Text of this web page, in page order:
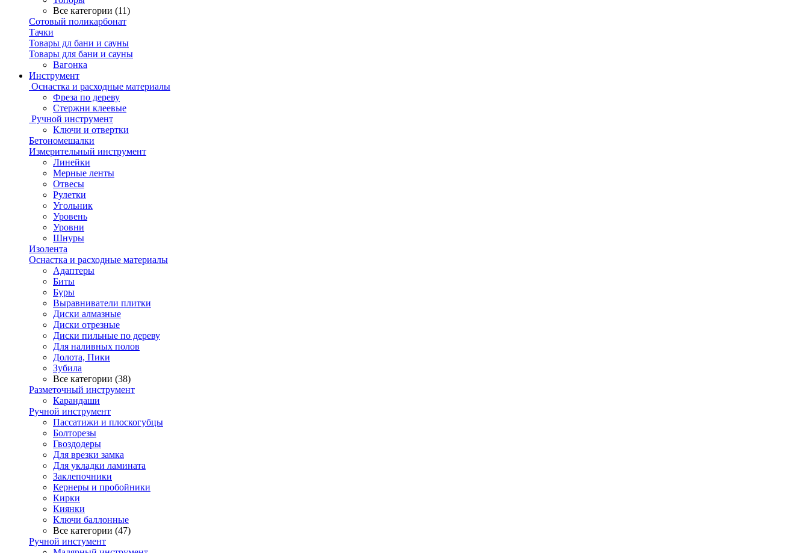
Все категории (11)
Сотовый поликарбонат
Тачки
Товары дл бани и сауны
Товары для бани и сауны
Вагонка
Инструмент
Оснастка и расходные материалы
Фреза по дереву
Стержни клеевые
Ручной инструмент
Ключи и отвертки
Бетономешалки
Измерительный инструмент
Линейки
Мерные ленты
Отвесы
Рулетки
Угольник
Уровень
Уровни
Шнуры
Изолента
Оснастка и расходные материалы
Адаптеры
Биты
Буры
Выравниватели плитки
Диски алмазные
Диски отрезные
Диски пильные по дереву
Для наливных полов
Долота, Пики
Зубила
Все категории (38)
Разметочный инструмент
Карандаши
Ручной инструмент
Пассатижи и плоскогубцы
Болторезы
Гвоздодеры
Для врезки замка
Для укладки ламината
Заклепочники
Кернеры и пробойники
Кирки
Киянки
Ключи баллонные
Все категории (47)
Ручной инстумент